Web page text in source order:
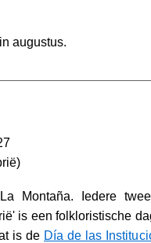
augustus.
Montaña. Iedere
is een folkloristische
is de Día de las